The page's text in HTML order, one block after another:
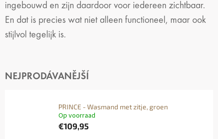
ingebouwd en zijn daardoor voor iedereen zichtbaar.
En dat is precies wat niet alleen functioneel, maar ook
stijlvol tegelijk is.
NEJPRODÁVANĚJŠÍ
PRINCE - Wasmand met zitje, groen
Op voorraad
€109,95